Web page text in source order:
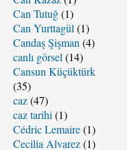
Can Tutuğ(1)
Can Yurttagül (1)
Candaş Şişman (4)
canlı görsel (14)
Cansun Küçüktürk
(35)
caz(47)
caz tarihi (1)
Cédric Lemaire(1)
Cecilia Alvarez(1)